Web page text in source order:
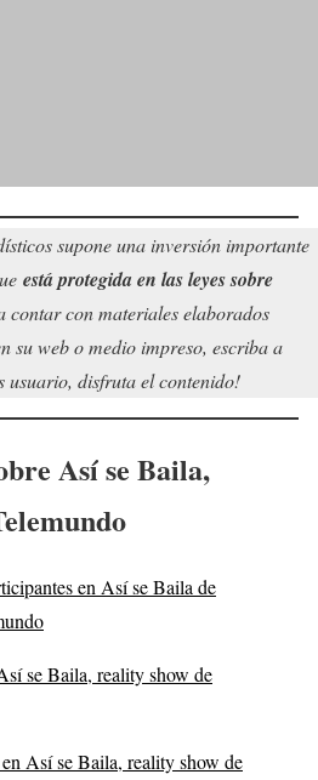
supone una inversión importante
está protegida en las leyes sobre
contar con materiales elaborados
su web o medio impreso, escriba a
usuario, disfruta el contenido!
Así se Baila,
en Así se Baila de
se Baila, reality show de
Así se Baila, reality show de